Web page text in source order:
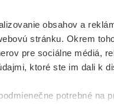
obsahov a
stránku. Okrem
pre sociálne médiá,
ktoré ste im dali k
potrebné na